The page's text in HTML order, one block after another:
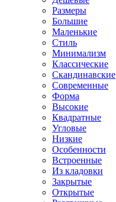
Размеры
Большие
Маленькие
Стиль
Минимализм
Классические
Скандинавские
Современные
Форма
Высокие
Квадратные
Угловые
Низкие
Особенности
Встроенные
Из кладовки
Закрытые
Открытые